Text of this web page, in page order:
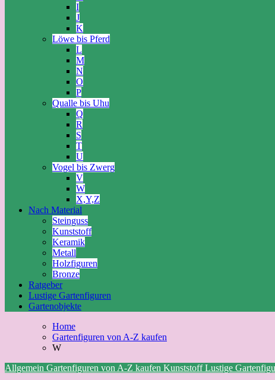
I
J
K
Löwe bis Pferd
L
M
N
O
P
Qualle bis Uhu
Q
R
S
T
U
Vogel bis Zwerg
V
W
X,Y,Z
Nach Material
Steinguss
Kunststoff
Keramik
Metall
Holzfiguren
Bronze
Ratgeber
Lustige Gartenfiguren
Gartenobjekte
Home
Gartenfiguren von A-Z kaufen
W
Allgemein Gartenfiguren von A-Z kaufen KunststoffLustige